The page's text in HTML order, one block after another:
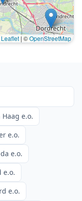
Leaflet | ©OpenStreetMap
Haag e.o.
e.o.
e.o.
e.o.
e.o.